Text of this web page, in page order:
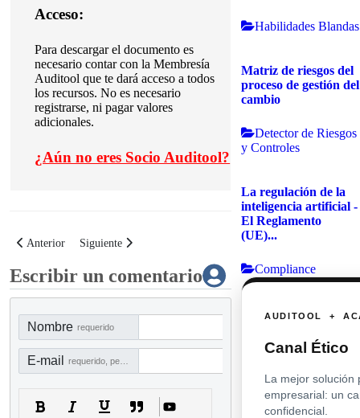
Acceso:
Para descargar el documento es
necesario contar con la Membresía
Auditool que te dará acceso a todos
los recursos. No es necesario
registrarse, ni pagar valores
adicionales.
¿Aún no eres Socio Auditool?
Artículo anterior: Buenas prácticas para el diseño de recomendaciones
Anterior Artículo siguiente: Modelo de informe de auditoría interna v1
Siguiente
Escribir un comentario
Nombre requerido
E-mail
Habilidades Blandas
Matriz de riesgos del
proceso de gestión del
cambio
Detector de Riesgos
y Controles
La regulación de la
inteligencia artificial -
El Reglamento
(UE)...
Compliance
AUDITOOL +
Canal Ético
La mejor
empresarial: un
confidencial.